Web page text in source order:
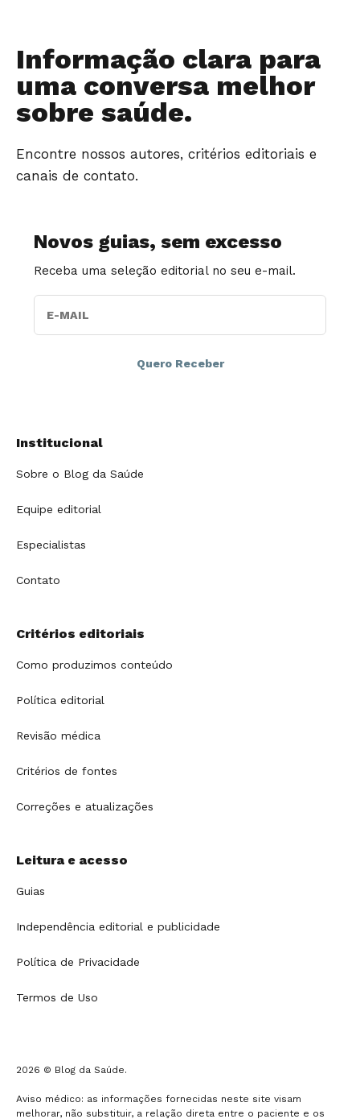
Informação clara para
uma conversa melhor
sobre saúde.
Encontre nossos autores, critérios editoriais e
canais de contato.
Novos guias, sem excesso
Receba uma seleção editorial no seu e-mail.
Institucional
Sobre o Blog da Saúde
Equipe editorial
Especialistas
Contato
Critérios editoriais
Como produzimos conteúdo
Política editorial
Revisão médica
Critérios de fontes
Correções e atualizações
Leitura e acesso
Guias
Independência editorial e publicidade
Política de Privacidade
Termos de Uso
2026 © Blog da Saúde.
Aviso médico: as informações fornecidas neste site visam
melhorar, não substituir, a relação direta entre o paciente e os